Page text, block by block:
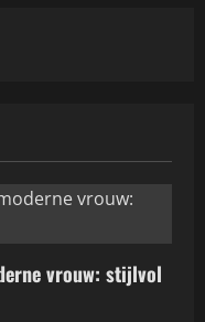
van gezondheid
vrouw: stijlvol